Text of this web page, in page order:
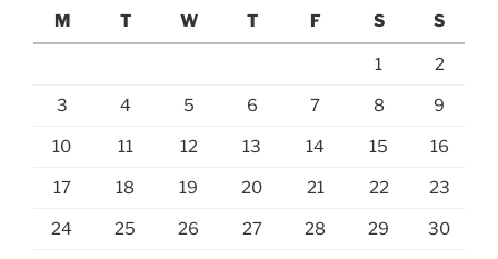
M
T W T F S S
1 2
3 4 5 6 7 8 9
10 11 12 13 14 15 16
17 18 19 20 21 22 23
24 25 26 27 28 29 30